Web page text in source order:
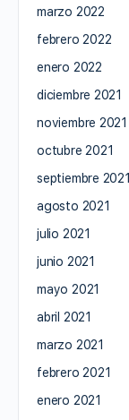
marzo 2022
febrero 2022
enero 2022
diciembre 2021
noviembre 2021
octubre 2021
septiembre 2021
agosto 2021
julio 2021
junio 2021
mayo 2021
abril 2021
marzo 2021
febrero 2021
enero 2021